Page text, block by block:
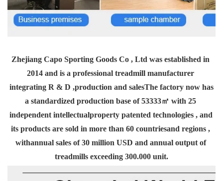
Zhejiang Capo Sporting Goods Co , Ltd was established in
2014 and is a professional treadmill manufacturer
integrating R & D ,production and salesThe factory now has
a standardized production base of 53333㎡ with 25
independent intellectualproperty patented technologies , and
its products are sold in more than 60 countriesand regions ,
withannual sales of 30 million USD and annual output of